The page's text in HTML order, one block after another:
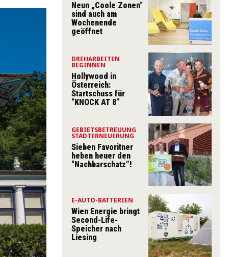
Neun „Coole Zonen“
sind auch am
Wochenende
geöffnet
DREHARBEITEN
BEGINNEN
Hollywood in
Österreich:
Startschuss für
“KNOCK AT 8”
GEBIETSBETREUUNG
STADTERNEUERUNG
Sieben Favoritner
heben heuer den
“Nachbarschatz”!
E-AUTO-BATTERIEN
Wien Energie bringt
Second-Life-
Speicher nach
Liesing